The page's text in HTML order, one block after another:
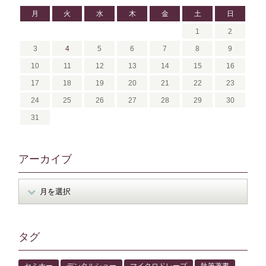
月 火 水 木 金 土 日
1 2
3 4 5 6 7 8 9
10 11 12 13 14 15 16
17 18 19 20 21 22 23
24 25 26 27 28 29 30
31
アーカイブ
タグ